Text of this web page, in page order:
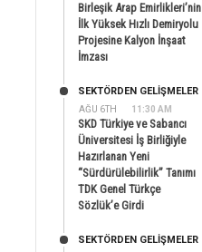
Birleşik Arap Emirlikleri’nin
İlk Yüksek Hızlı Demiryolu
Projesine Kalyon İnşaat
İmzası
AĞU 6TH 11:30 AM
SEKTÖRDEN GELIŞMELER
SKD Türkiye ve Sabancı
Üniversitesi İş Birliğiyle
Hazırlanan Yeni
“Sürdürülebilirlik” Tanımı
TDK Genel Türkçe
Sözlük’e Girdi
SEKTÖRDEN GELIŞMELER